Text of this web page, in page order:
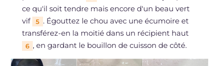
ce qu'il soit tendre mais encore d'un beau vert
vif
5 . Égouttez le chou avec une écumoire et
transférez-en la moitié dans un récipient haut
6 , en gardant le bouillon de cuisson de côté.